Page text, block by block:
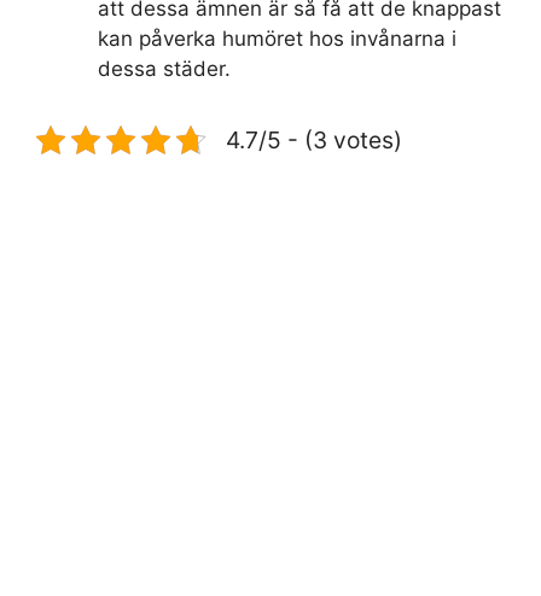
att dessa ämnen är så få att de knappast
kan påverka humöret hos invånarna i
dessa städer.
4.7/5 - (3 votes)